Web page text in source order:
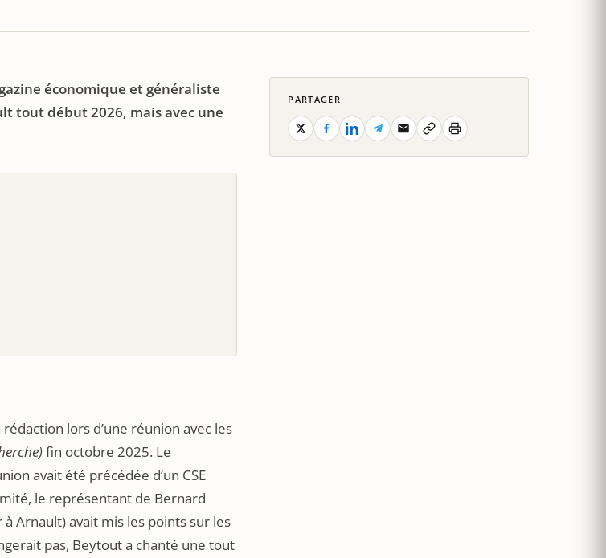
économique et généraliste
tout début 2026, mais avec une
lors d’une réunion avec les
fin octobre 2025. Le
avait été précédée d’un CSE
le représentant de Bernard
à Arnault) avait mis les points sur les
pas, Beytout a chanté une tout
PARTAGER